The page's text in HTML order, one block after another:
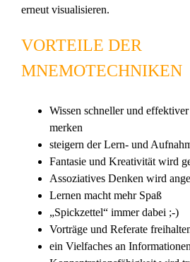
erneut visualisieren.
VORTEILE DER
MNEMOTECHNIKEN
Wissen schneller und
merken
steigern der Lern- und
Fantasie und Kreativität wird
Assoziatives Denken wird
Lernen macht mehr Spaß
„Spickzettel“ immer dabei ;-)
Vorträge und Referate
ein Vielfaches an